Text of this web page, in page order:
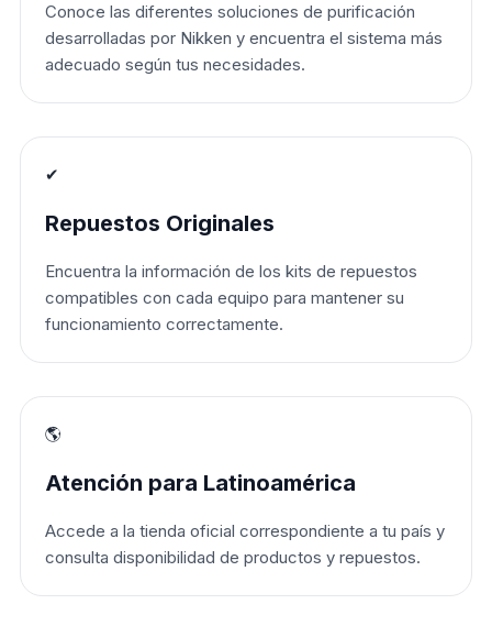
Conoce las diferentes soluciones de purificación
desarrolladas por Nikken y encuentra el sistema más
adecuado según tus necesidades.
✔
Repuestos Originales
Encuentra la información de los kits de repuestos
compatibles con cada equipo para mantener su
funcionamiento correctamente.
🌎
Atención para Latinoamérica
Accede a la tienda oficial correspondiente a tu país y
consulta disponibilidad de productos y repuestos.